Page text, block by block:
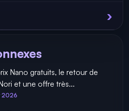
Nano gratuits, le retour de
et une offre très...
2026